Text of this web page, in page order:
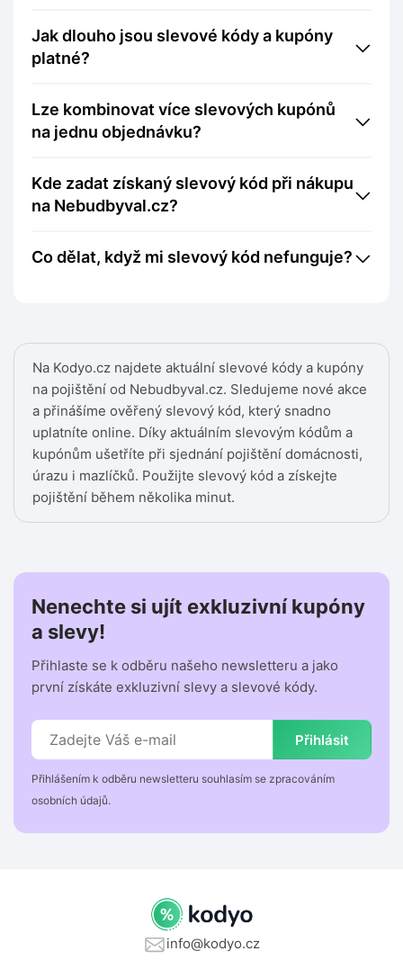
Na Kodyo.cz najdete aktuální slevové kódy a kupóny
na pojištění od Nebudbyval.cz. Sledujeme nové akce
a přinášíme ověřený slevový kód, který snadno
uplatníte online. Díky aktuálním slevovým kódům a
kupónům ušetříte při sjednání pojištění domácnosti,
úrazu i mazlíčků. Použijte slevový kód a získejte
pojištění během několika minut.
Jak dlouho jsou slevové kódy a kupóny
platné?
Lze kombinovat více slevových kupónů
na jednu objednávku?
Kde zadat získaný slevový kód při nákupu
na Nebudbyval.cz?
Co dělat, když mi slevový kód nefunguje?
Nenechte si ujít exkluzivní kupóny
a slevy!
Přihlaste se k odběru našeho newsletteru a jako
první získáte exkluzivní slevy a slevové kódy.
Přihlásit
Přihlášením k odběru newsletteru souhlasím se zpracováním
osobních údajů.
info@kodyo.cz